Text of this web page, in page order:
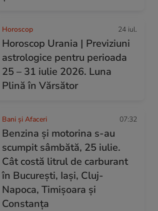
Horoscop 24 iul.
Horoscop Urania | Previziuni
astrologice pentru perioada
25 – 31 iulie 2026. Luna
Plină în Vărsător
Bani și Afaceri 07:32
Benzina și motorina s-au
scumpit sâmbătă, 25 iulie.
Cât costă litrul de carburant
în București, Iași, Cluj-
Napoca, Timișoara și
Constanța